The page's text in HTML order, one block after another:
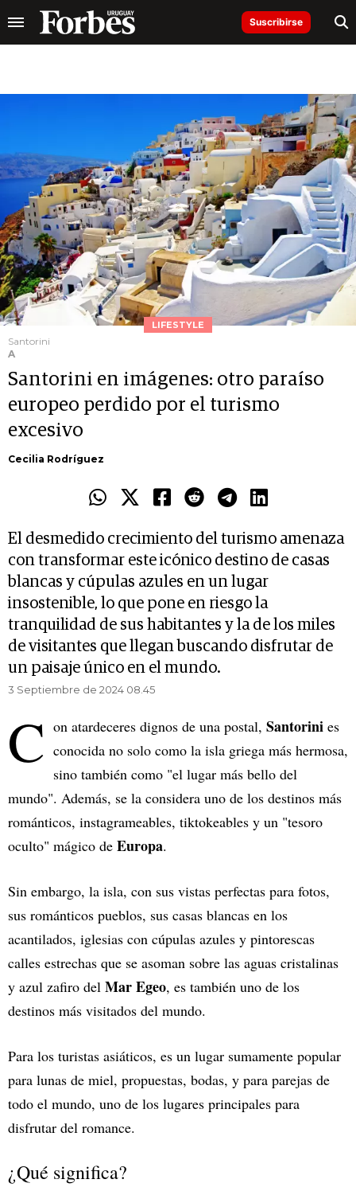
Suscribirse
LIFESTYLE
Santorini
A
Santorini en imágenes: otro paraíso
europeo perdido por el turismo
excesivo
Cecilia Rodríguez
El desmedido crecimiento del turismo amenaza
con transformar este icónico destino de casas
blancas y cúpulas azules en un lugar
insostenible, lo que pone en riesgo la
tranquilidad de sus habitantes y la de los miles
de visitantes que llegan buscando disfrutar de
un paisaje único en el mundo.
3 Septiembre de 2024 08.45
C on atardeceres dignos de una postal, Santorini es
conocida no solo como la isla griega más hermosa,
sino también como "el lugar más bello del
mundo". Además, se la considera uno de los destinos más
románticos, instagrameables, tiktokeables y un "tesoro
oculto" mágico de Europa.
Sin embargo, la isla, con sus vistas perfectas para fotos,
sus románticos pueblos, sus casas blancas en los
acantilados, iglesias con cúpulas azules y pintorescas
calles estrechas que se asoman sobre las aguas cristalinas
y azul zafiro del Mar Egeo, es también uno de los
destinos más visitados del mundo.
Para los turistas asiáticos, es un lugar sumamente popular
para lunas de miel, propuestas, bodas, y para parejas de
todo el mundo, uno de los lugares principales para
disfrutar del romance.
¿Qué significa?